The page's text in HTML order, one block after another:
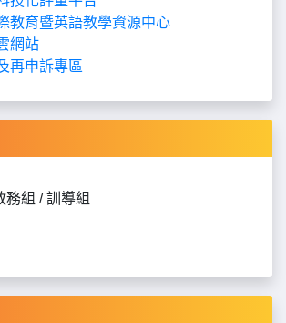
教育暨英語教學資源中心
網站
再申訴專區
務組 / 訓導組